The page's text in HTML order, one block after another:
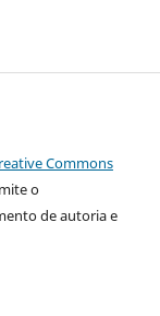
Commons
o
de autoria e